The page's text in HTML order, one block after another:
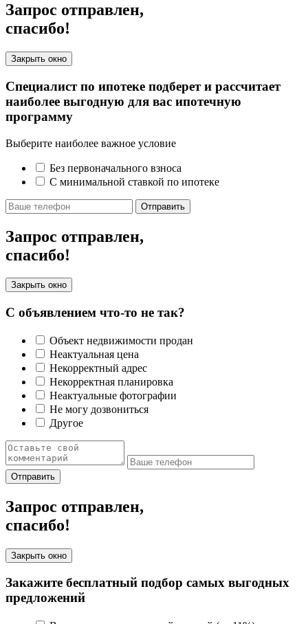
Запрос отправлен,
спасибо!
Закрыть окно
Специалист по ипотеке подберет и рассчитает
наиболее выгодную для вас ипотечную
программу
Выберите наиболее важное условие
Без первоначального взноса
С минимальной ставкой по ипотеке
Отправить
Запрос отправлен,
спасибо!
Закрыть окно
С объявлением что-то не так?
Объект недвижимости продан
Неактуальная цена
Некорректный адрес
Некорректная планировка
Неактуальные фотографии
Не могу дозвониться
Другое
Отправить
Запрос отправлен,
спасибо!
Закрыть окно
Закажите бесплатный подбор самых выгодных
предложений